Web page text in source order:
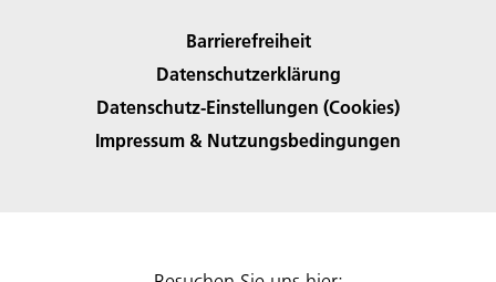
Barrierefreiheit
Datenschutzerklärung
Datenschutz-Einstellungen (Cookies)
Impressum & Nutzungsbedingungen